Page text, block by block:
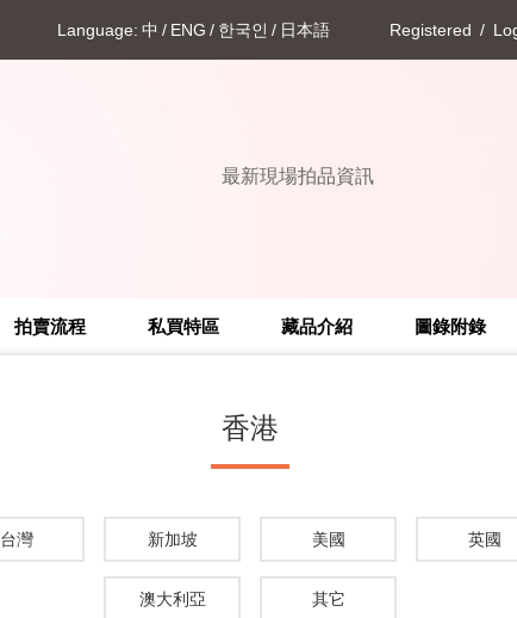
Registered /
Language: 中 / ENG / 한국인 / 日本語
最新現場拍品資訊
拍賣流程 私買特區 藏品介紹 圖錄附錄
香港
台灣 新加坡 美國 英國
澳大利亞 其它